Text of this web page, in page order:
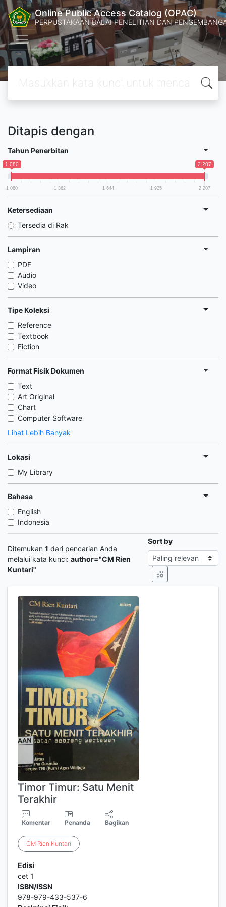
Online Public Access Catalog (OPAC)
PERPUSTAKAAN BALAI PENELITIAN DAN
Ditapis dengan
Tahun Penerbitan
1 080 2 207
1 080 1 362 1 644 1 925 2 207
Ketersediaan
Tersedia di Rak
Lampiran
PDF
Audio
Video
Tipe Koleksi
Reference
Textbook
Fiction
Format Fisik Dokumen
Text
Art Original
Chart
Computer Software
Lihat Lebih Banyak
Lokasi
My Library
Bahasa
English
Indonesia
Ditemukan 1 dari pencarian Anda
melalui kata kunci: author="CM Rien
Kuntari"
Sort by
Timor Timur: Satu Menit
Terakhir
Komentar Penanda Bagikan
CM Rien Kuntari
Edisi
cet 1
ISBN/ISSN
978-979-433-537-6